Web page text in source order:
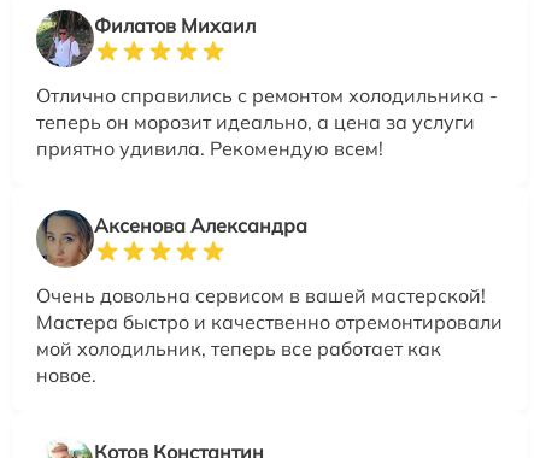
Филатов Михаил
Отлично справились с ремонтом холодильника -
теперь он морозит идеально, а цена за услуги
приятно удивила. Рекомендую всем!
Аксенова Александра
Очень довольна сервисом в вашей мастерской!
Мастера быстро и качественно отремонтировали
мой холодильник, теперь все работает как
новое.
Котов Константин